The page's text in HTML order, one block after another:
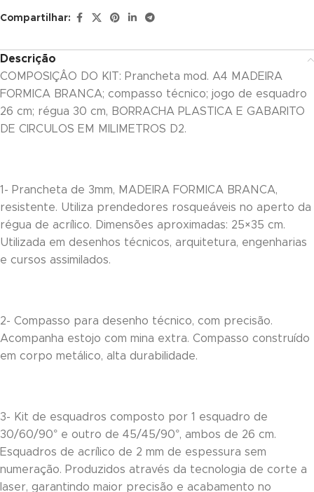
panel
panel
panel
panel
panel
panel
panel
panel
panel
Compartilhar:
Descrição
COMPOSIÇÂO DO KIT: Prancheta mod. A4 MADEIRA
FORMICA BRANCA; compasso técnico; jogo de esquadro
26 cm; régua 30 cm, BORRACHA PLASTICA E GABARITO
DE CIRCULOS EM MILIMETROS D2.
1- Prancheta de 3mm, MADEIRA FORMICA BRANCA,
resistente. Utiliza prendedores rosqueáveis no aperto da
régua de acrílico. Dimensões aproximadas: 25×35 cm.
Utilizada em desenhos técnicos, arquitetura, engenharias
e cursos assimilados.
2- Compasso para desenho técnico, com precisão.
Acompanha estojo com mina extra. Compasso construído
em corpo metálico, alta durabilidade.
3- Kit de esquadros composto por 1 esquadro de
30/60/90° e outro de 45/45/90°, ambos de 26 cm.
Esquadros de acrílico de 2 mm de espessura sem
numeração. Produzidos através da tecnologia de corte a
laser, garantindo maior precisão e acabamento no